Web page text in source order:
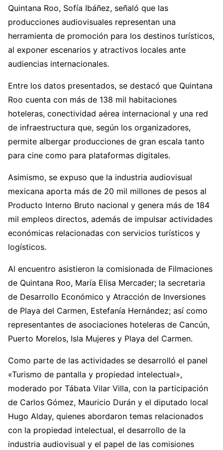
Quintana Roo, Sofía Ibáñez, señaló que las
producciones audiovisuales representan una
herramienta de promoción para los destinos turísticos,
al exponer escenarios y atractivos locales ante
audiencias internacionales.
Entre los datos presentados, se destacó que Quintana
Roo cuenta con más de 138 mil habitaciones
hoteleras, conectividad aérea internacional y una red
de infraestructura que, según los organizadores,
permite albergar producciones de gran escala tanto
para cine como para plataformas digitales.
Asimismo, se expuso que la industria audiovisual
mexicana aporta más de 20 mil millones de pesos al
Producto Interno Bruto nacional y genera más de 184
mil empleos directos, además de impulsar actividades
económicas relacionadas con servicios turísticos y
logísticos.
Al encuentro asistieron la comisionada de Filmaciones
de Quintana Roo, María Elisa Mercader; la secretaria
de Desarrollo Económico y Atracción de Inversiones
de Playa del Carmen, Estefanía Hernández; así como
representantes de asociaciones hoteleras de Cancún,
Puerto Morelos, Isla Mujeres y Playa del Carmen.
Como parte de las actividades se desarrolló el panel
«Turismo de pantalla y propiedad intelectual»,
moderado por Tábata Vilar Villa, con la participación
de Carlos Gómez, Mauricio Durán y el diputado local
Hugo Alday, quienes abordaron temas relacionados
con la propiedad intelectual, el desarrollo de la
industria audiovisual y el papel de las comisiones